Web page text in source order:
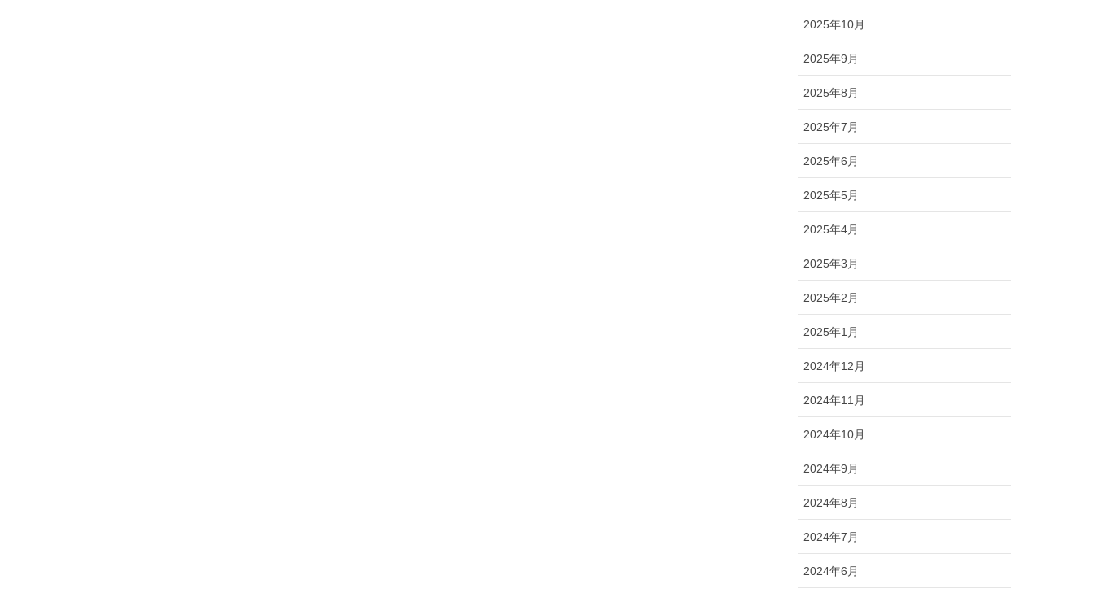
2025年10月
2025年9月
2025年8月
2025年7月
2025年6月
2025年5月
2025年4月
2025年3月
2025年2月
2025年1月
2024年12月
2024年11月
2024年10月
2024年9月
2024年8月
2024年7月
2024年6月